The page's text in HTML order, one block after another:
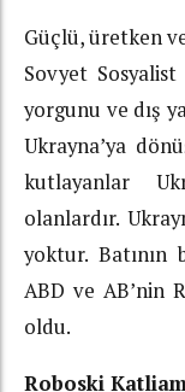
Güçlü, üretken
Sovyet
yorgunu ve dış
Ukrayna’ya
kutlayanlar
olanlardır.
yoktur. Batının
ABD ve AB’nin
oldu.
Roboski